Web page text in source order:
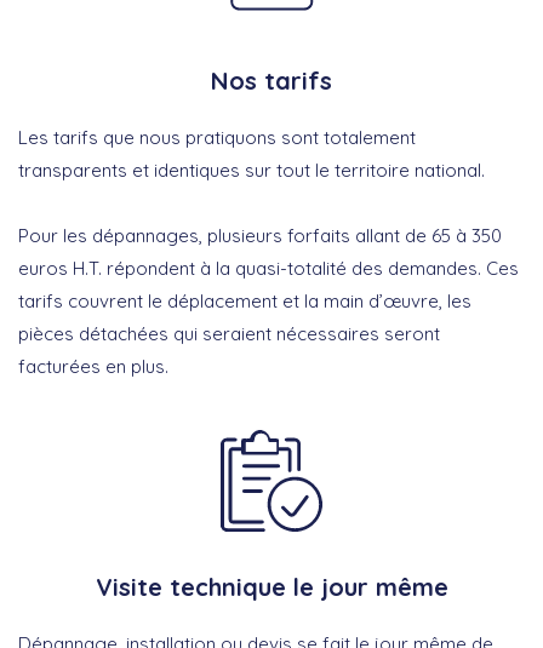
Nos tarifs
Les tarifs que nous pratiquons sont totalement
transparents et identiques sur tout le territoire national.
Pour les dépannages, plusieurs forfaits allant de 65 à 350
euros H.T. répondent à la quasi-totalité des demandes. Ces
tarifs couvrent le déplacement et la main d’œuvre, les
pièces détachées qui seraient nécessaires seront
facturées en plus.
Visite technique le jour même